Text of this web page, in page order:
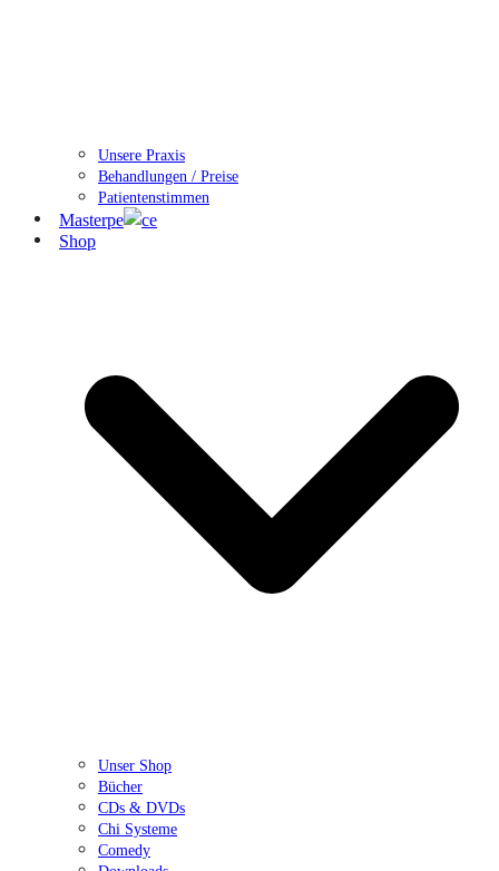
Unsere Praxis
Behandlungen / Preise
Patientenstimmen
Masterpe
ce
Shop
Unser Shop
Bücher
CDs & DVDs
Chi Systeme
Comedy